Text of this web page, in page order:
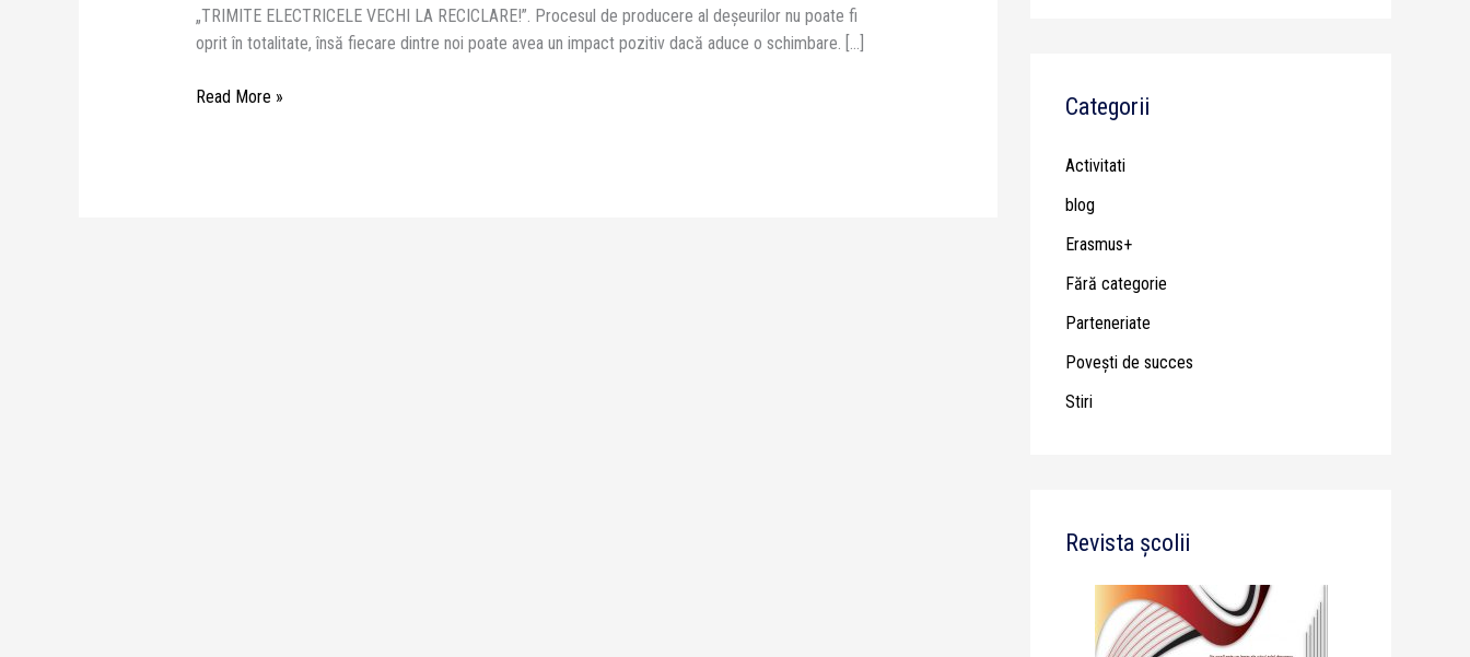
„TRIMITE ELECTRICELE VECHI LA RECICLARE!”. Procesul de producere al deșeurilor nu poate fi
oprit în totalitate, însă fiecare dintre noi poate avea un impact pozitiv dacă aduce o schimbare. […]
Read More » Categorii
Activitati
blog
Erasmus+
Fără categorie
Parteneriate
Poveşti de succes
Stiri
Revista școlii